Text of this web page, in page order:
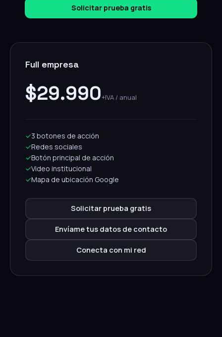
Solicitar prueba gratis
Full empresa
$29.990+IVA / anual
✓3 botones de acción
✓Redes sociales
✓Botón principal de acción
✓Video institucional
✓Mapa de ubicación Google
Solicitar prueba gratis
Envíame tus datos de contacto
Conecta con mi red